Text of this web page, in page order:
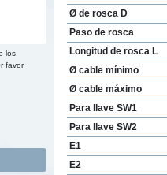
los
favor
Ø de rosca D
Paso de rosca
Longitud de rosca L
Ø cable mínimo
Ø cable máximo
Para llave SW1
Para llave SW2
E1
E2